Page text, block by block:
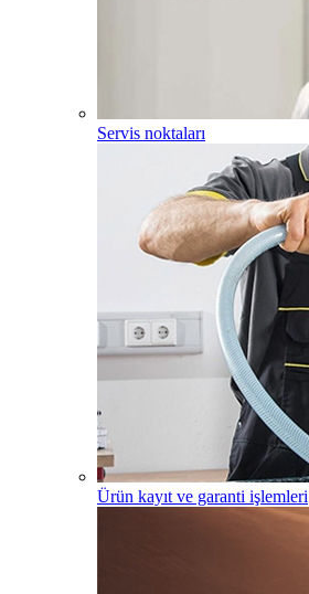
Servis noktaları
Ürün kayıt ve garanti işlemleri